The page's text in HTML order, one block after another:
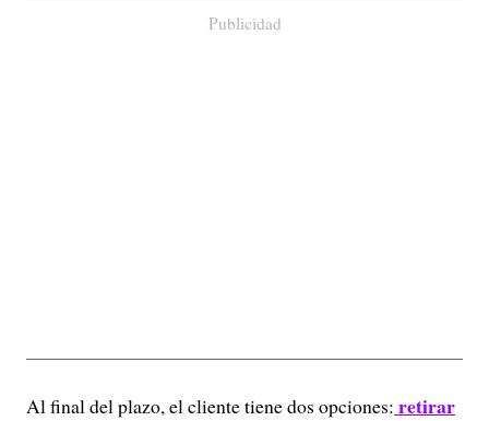
Publicidad
Al final del plazo, el cliente tiene dos opciones: retirar